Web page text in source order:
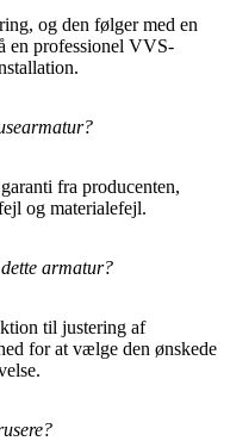
og den følger med en
en professionel VVS-
fra producenten,
og materialefejl.
armatur?
til justering af
for at vælge den ønskede